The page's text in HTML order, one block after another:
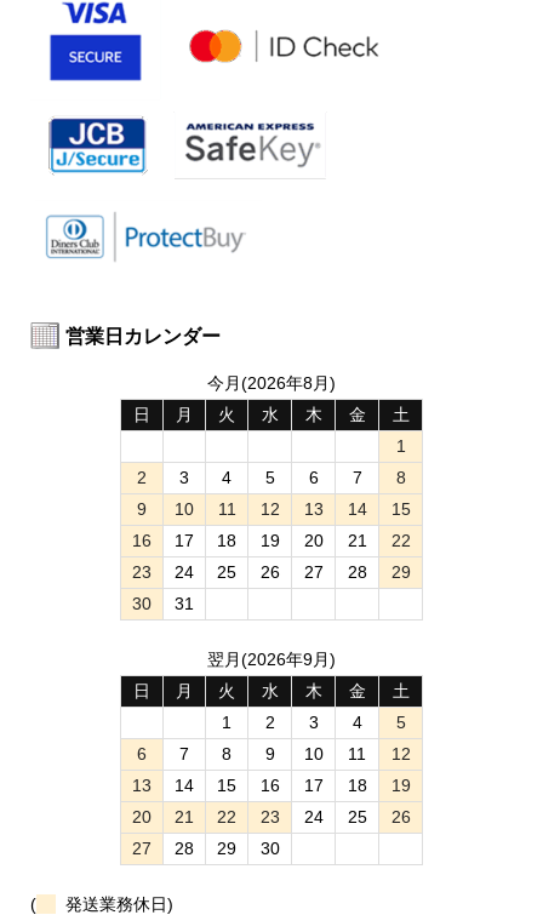
営業日カレンダー
今月(2026年8月)
日
月 火 水 木 金
土
1
2
3 4 5 6 7
8
9
10 11 12 13 14
15
16
17 18 19 20 21
22
23
24 25 26 27 28
29
30
31
翌月(2026年9月)
日
月 火 水 木 金
土
1
2 3 4
5
6
7 8 9 10 11
12
13
14 15 16 17 18
19
20
21 22 23 24 25
26
27
28 29 30
( 発送業務休日)